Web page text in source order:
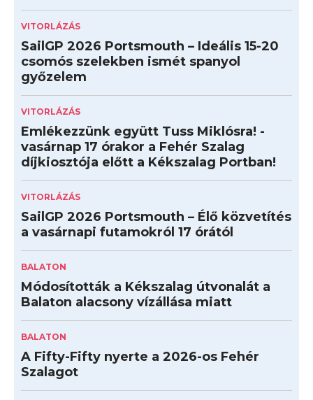
VITORLÁZÁS
SailGP 2026 Portsmouth – Ideális 15-20
csomós szelekben ismét spanyol
győzelem
VITORLÁZÁS
Emlékezzünk együtt Tuss Miklósra! -
vasárnap 17 órakor a Fehér Szalag
díjkiosztója előtt a Kékszalag Portban!
VITORLÁZÁS
SailGP 2026 Portsmouth – Élő közvetítés
a vasárnapi futamokról 17 órától
BALATON
Módosították a Kékszalag útvonalát a
Balaton alacsony vízállása miatt
BALATON
A Fifty-Fifty nyerte a 2026-os Fehér
Szalagot